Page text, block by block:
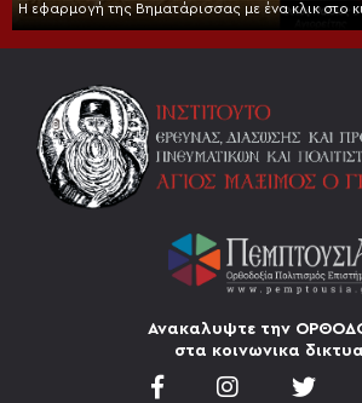
Η εφαρμογή της Βηματάρισσας με ένα κλικ στο
Ανακαλυψτε την
στα κοινωνικα